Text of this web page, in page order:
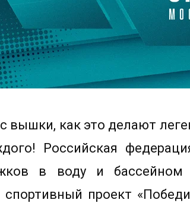
вышки, как это делают
Российская
в воду и
проект